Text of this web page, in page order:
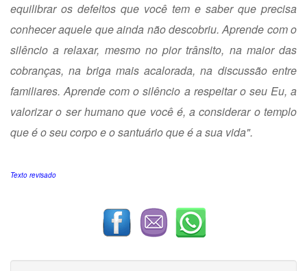
equilibrar os defeitos que você tem e saber que precisa
conhecer aquele que ainda não descobriu. Aprende com o
silêncio a relaxar, mesmo no pior trânsito, na maior das
cobranças, na briga mais acalorada, na discussão entre
familiares. Aprende com o silêncio a respeitar o seu Eu, a
valorizar o ser humano que você é, a considerar o templo
que é o seu corpo e o santuário que é a sua vida".
Texto revisado